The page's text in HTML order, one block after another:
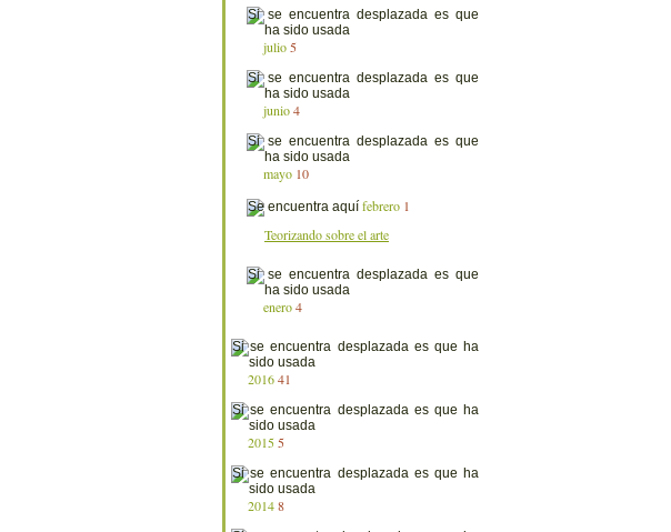
julio 5
junio 4
mayo 10
febrero 1
Teorizando sobre el arte
enero 4
201641
2015 5
20148